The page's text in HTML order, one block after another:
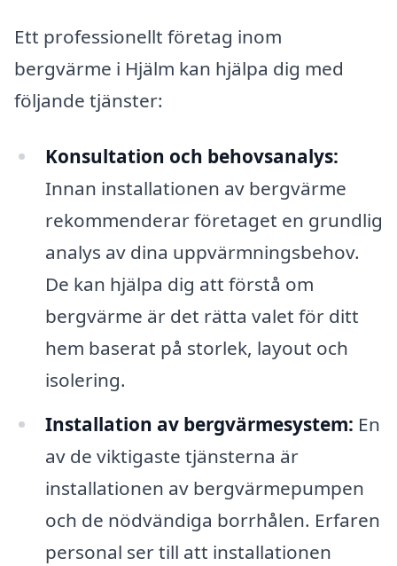
Ett professionellt företag inom
bergvärme i Hjälm kan hjälpa dig med
följande tjänster:
Konsultation och behovsanalys:
Innan installationen av bergvärme
rekommenderar företaget en grundlig
analys av dina uppvärmningsbehov.
De kan hjälpa dig att förstå om
bergvärme är det rätta valet för ditt
hem baserat på storlek, layout och
isolering.
Installation av bergvärmesystem: En
av de viktigaste tjänsterna är
installationen av bergvärmepumpen
och de nödvändiga borrhålen. Erfaren
personal ser till att installationen